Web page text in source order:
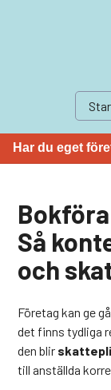
Har du eget
Så
och
Företag kan ge
det finns tydliga
den blir
till anställda